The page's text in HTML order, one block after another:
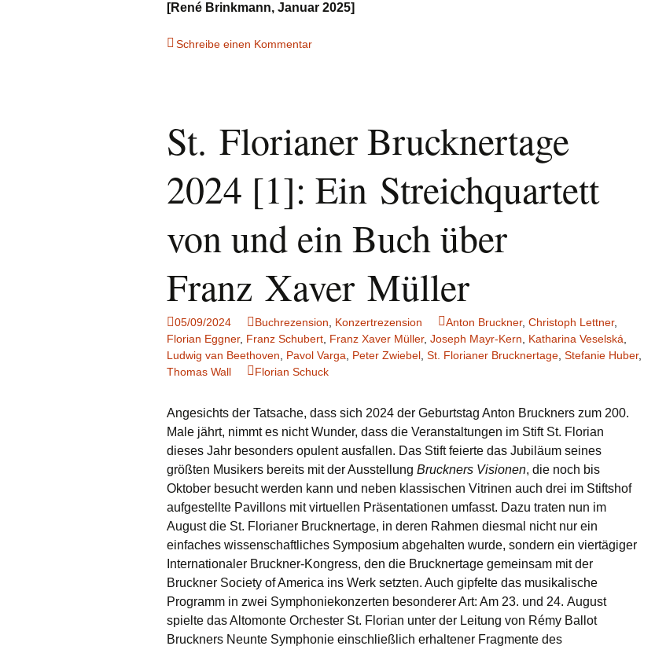
[René Brinkmann, Januar 2025]
Schreibe einen Kommentar
St. Florianer Brucknertage
2024 [1]: Ein Streichquartett
von und ein Buch über
Franz Xaver Müller
05/09/2024 Buchrezension Konzertrezension Anton Bruckner, Christoph Lettner,
Florian Eggner, Franz Schubert Franz Xaver Müller, Joseph Mayr-Kern Katharina Veselská
Ludwig van Beethoven
Pavol Varga Peter Zwiebel St. Florianer Brucknertage Stefanie Huber,
Thomas Wall
Florian Schuck
Angesichts der Tatsache, dass sich 2024 der Geburtstag Anton Bruckners zum 200.
Male jährt, nimmt es nicht Wunder, dass die Veranstaltungen im Stift St. Florian
dieses Jahr besonders opulent ausfallen. Das Stift feierte das Jubiläum seines
größten Musikers bereits mit der Ausstellung Bruckners Visionen, die noch bis
Oktober besucht werden kann und neben klassischen Vitrinen auch drei im Stiftshof
aufgestellte Pavillons mit virtuellen Präsentationen umfasst. Dazu traten nun im
August die St. Florianer Brucknertage, in deren Rahmen diesmal nicht nur ein
einfaches wissenschaftliches Symposium abgehalten wurde, sondern ein viertägiger
Internationaler Bruckner-Kongress, den die Brucknertage gemeinsam mit der
Bruckner Society of America ins Werk setzten. Auch gipfelte das musikalische
Programm in zwei Symphoniekonzerten besonderer Art: Am 23. und 24. August
spielte das Altomonte Orchester St. Florian unter der Leitung von Rémy Ballot
Bruckners Neunte Symphonie einschließlich erhaltener Fragmente des